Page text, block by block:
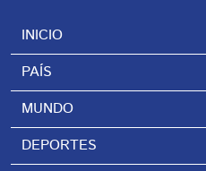
INICIO
PAÍS
MUNDO
DEPORTES